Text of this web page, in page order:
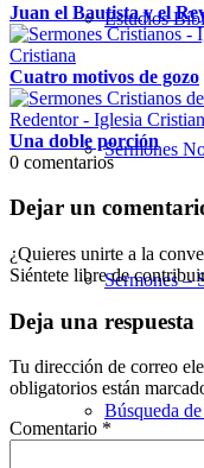
Estudios
Sermones
Sermones –
Búsqueda
Juan el Bautista y el
Cuatro motivos de gozo
Una doble porción
0 comentarios
Dejar un
¿Quieres unirte a la
Siéntete libre de
Deja una respuesta
Tu dirección de correo
obligatorios están
Comentario *